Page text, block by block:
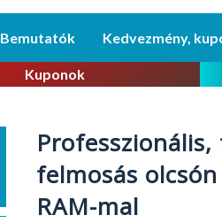
Bemutatók Kedvezmény,
Kuponok
felmosás
RAM-mal